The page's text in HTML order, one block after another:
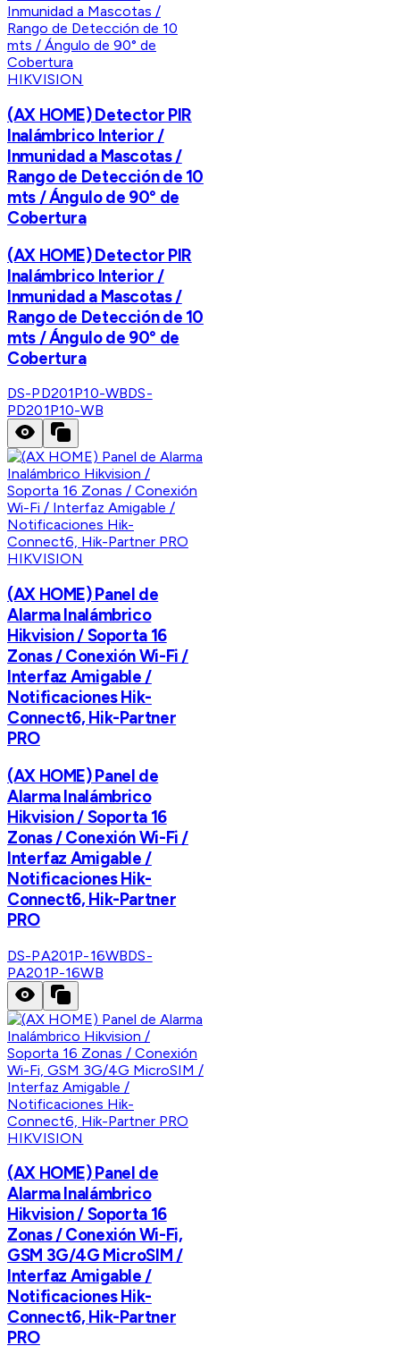
HIKVISION
(AX HOME) Detector PIR
Inalámbrico Interior /
Inmunidad a Mascotas /
Rango de Detección de 10
mts / Ángulo de 90° de
Cobertura
(AX HOME) Detector PIR
Inalámbrico Interior /
Inmunidad a Mascotas /
Rango de Detección de 10
mts / Ángulo de 90° de
Cobertura
DS-PD201P10-WBDS-
PD201P10-WB
HIKVISION
(AX HOME) Panel de
Alarma Inalámbrico
Hikvision / Soporta 16
Zonas / Conexión Wi-Fi /
Interfaz Amigable /
Notificaciones Hik-
Connect6, Hik-Partner
PRO
(AX HOME) Panel de
Alarma Inalámbrico
Hikvision / Soporta 16
Zonas / Conexión Wi-Fi /
Interfaz Amigable /
Notificaciones Hik-
Connect6, Hik-Partner
PRO
DS-PA201P-16WBDS-
PA201P-16WB
HIKVISION
(AX HOME) Panel de
Alarma Inalámbrico
Hikvision / Soporta 16
Zonas / Conexión Wi-Fi,
GSM 3G/4G MicroSIM /
Interfaz Amigable /
Notificaciones Hik-
Connect6, Hik-Partner
PRO